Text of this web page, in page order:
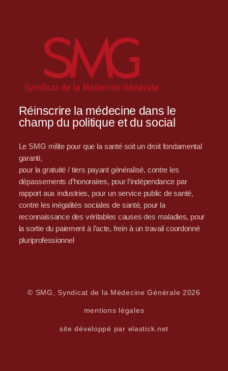
Réinscrire la médecine dans le
champ du politique et du social
Le SMG milite pour que la santé soit un droit fondamental
garanti,
pour la gratuité / tiers payant généralisé, contre les
dépassements d’honoraires, pour l’indépendance par
rapport aux industries, pour un service public de santé,
contre les inégalités sociales de santé, pour la
reconnaissance des véritables causes des maladies, pour
la sortie du paiement à l’acte, frein à un travail coordonné
pluriprofessionnel
© SMG, Syndicat de la Médecine Générale 2026
mentions légales
site développé par elastick.net